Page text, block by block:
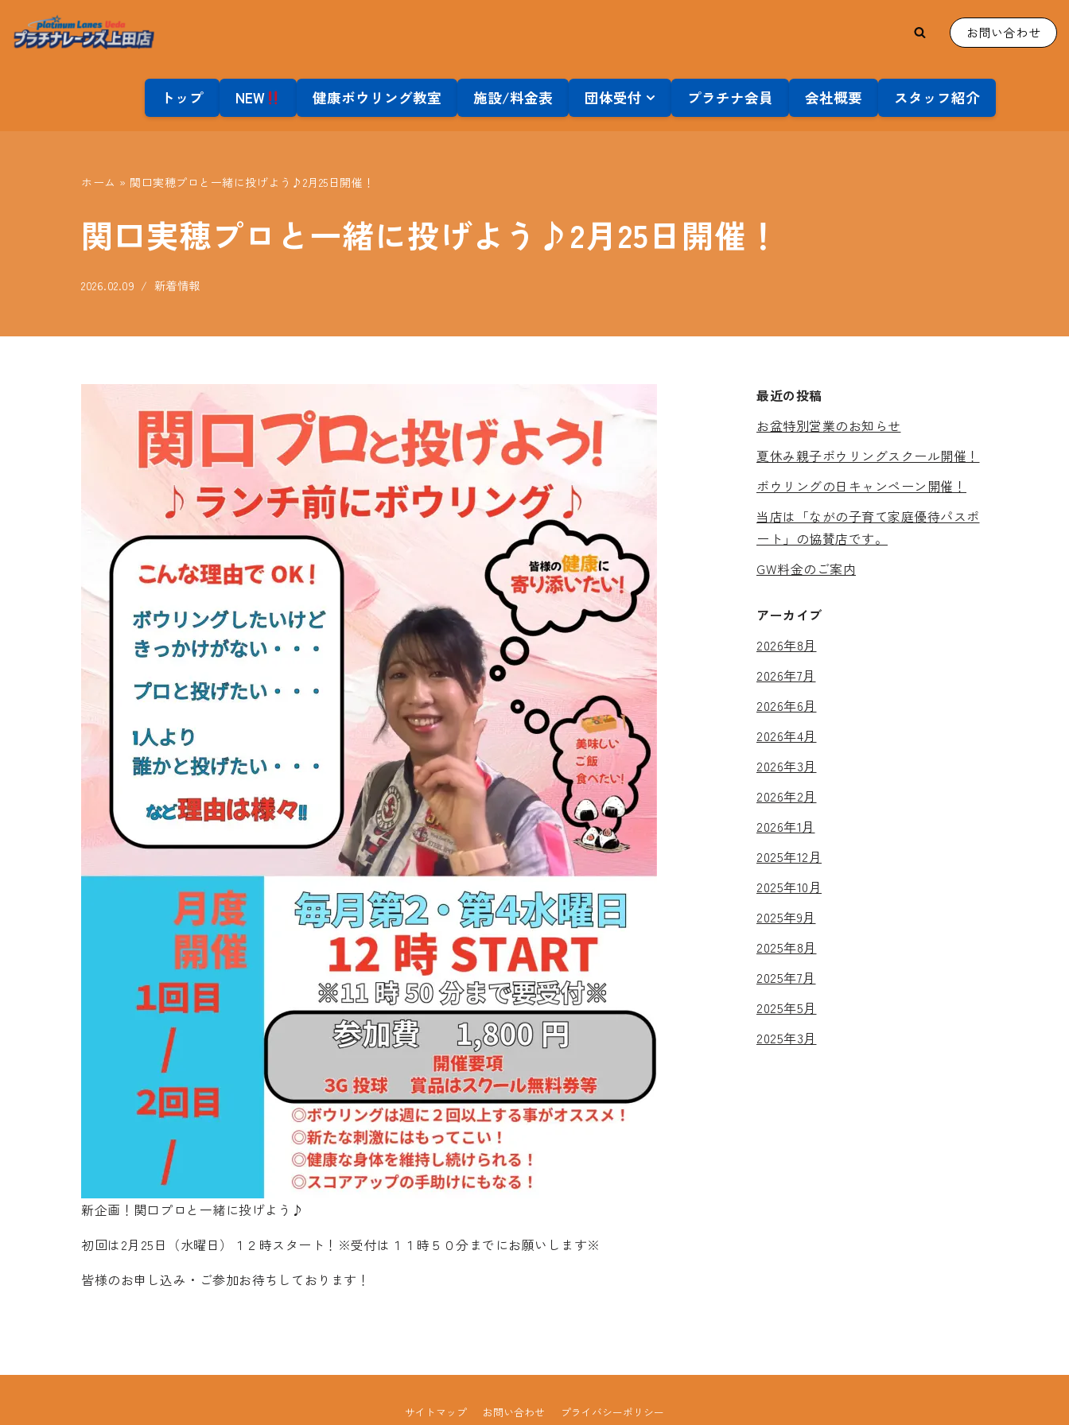
コ
お問い合わせ
トップ NEW 健康ボウリング教室 施設/料金表 団体受付 プラチナ会員 会社概要 スタッフ紹介
ホーム » 関口実穂プロと一緒に投げよう♪2月25日開催！
関口実穂プロと一緒に投げよう♪2月25日開催！
2026.02.09 新着情報
新企画！関口プロと一緒に投げよう♪
初回は2月25日（水曜日）１２時スタート！※受付は１１時５０分までにお願いします※
皆様のお申し込み・ご参加お待ちしております！
最近の投稿
お盆特別営業のお知らせ
夏休み親子ボウリングスクール開催！
ボウリングの日キャンペーン開催！
当店は「ながの子育て家庭優待パスポ
ート」の協賛店です。
GW料金のご案内
アーカイブ
2026年8月
2026年7月
2026年6月
2026年4月
2026年3月
2026年2月
2026年1月
2025年12月
2025年10月
2025年9月
2025年8月
2025年7月
2025年5月
2025年3月
サイトマップ お問い合わせ プライバシーポリシー